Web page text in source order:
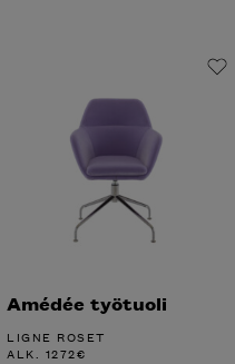
Amédée työtuoli
LIGNE ROSET
ALK. 1272€